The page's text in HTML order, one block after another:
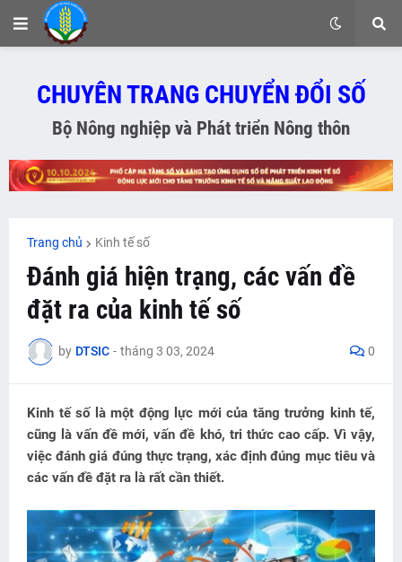
CHUYÊN TRANG CHUYỂN ĐỔI SỐ
Bộ Nông nghiệp và Phát triển Nông thôn
Trang chủ Kinh tế số
Đánh giá hiện trạng, các vấn đề
đặt ra của kinh tế số
by DTSIC - tháng 3 03, 2024 0
Kinh tế số là một động lực mới của tăng trưởng kinh tế,
cũng là vấn đề mới, vấn đề khó, tri thức cao cấp. Vì vậy,
việc đánh giá đúng thực trạng, xác định đúng mục tiêu và
các vấn đề đặt ra là rất cần thiết.